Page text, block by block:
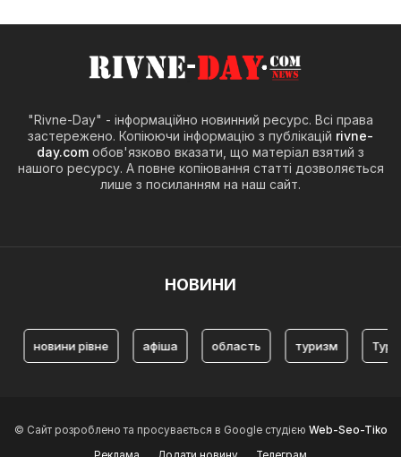
"Rivne-Day" - інформаційно новинний ресурс. Всі права
застережено. Копіюючи інформацію з публікацій rivne-
day.com обов'язково вказати, що матеріал взятий з
нашого ресурсу. А повне копіювання статті дозволяється
лише з посиланням на наш сайт.
НОВИНИ
рівне афіша область туризм Туризм Рівне
© Сайт розроблено та просувається в Google студією Web-Seo-Tiko